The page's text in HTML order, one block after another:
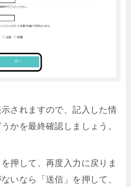
されますので、記入した情
かを最終確認しましょう。
押して、再度入力に戻りま
いなら「送信」を押して、